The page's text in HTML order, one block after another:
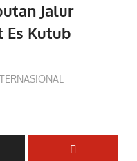
Jalur
Es Kutub